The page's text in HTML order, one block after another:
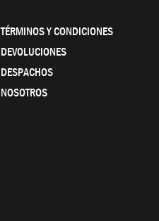
TÉRMINOS Y CONDICIONES
DEVOLUCIONES
DESPACHOS
NOSOTROS